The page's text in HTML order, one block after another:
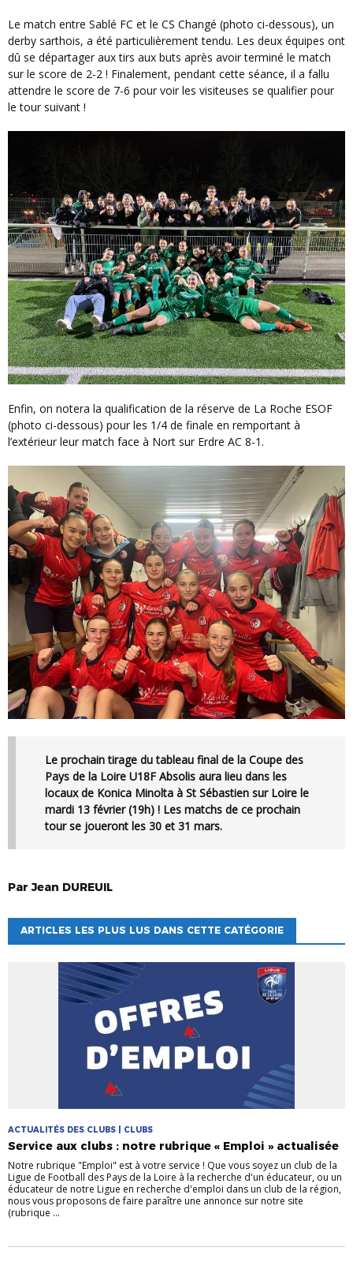
Le match entre Sablé FC et le CS Changé (photo ci-dessous), un
derby sarthois, a été particulièrement tendu. Les deux équipes ont
dû se départager aux tirs aux buts après avoir terminé le match
sur le score de 2-2 ! Finalement, pendant cette séance, il a fallu
attendre le score de 7-6 pour voir les visiteuses se qualifier pour
le tour suivant !
Enfin, on notera la qualification de la réserve de La Roche ESOF
(photo ci-dessous) pour les 1/4 de finale en remportant à
l’extérieur leur match face à Nort sur Erdre AC 8-1.
Le prochain tirage du tableau final de la Coupe des
Pays de la Loire U18F Absolis aura lieu dans les
locaux de Konica Minolta à St Sébastien sur Loire le
mardi 13 février (19h) ! Les matchs de ce prochain
tour se joueront les 30 et 31 mars.
ParJean DUREUIL
ARTICLES LES PLUS LUS DANS CETTE CATÉGORIE
ACTUALITÉS DES CLUBS | CLUBS
Service aux clubs : notre rubrique « Emploi » actualisée
Notre rubrique "Emploi" est à votre service ! Que vous soyez un club de la
Ligue de Football des Pays de la Loire à la recherche d'un éducateur, ou un
éducateur de notre Ligue en recherche d'emploi dans un club de la région,
nous vous proposons de faire paraître une annonce sur notre site
(rubrique ...